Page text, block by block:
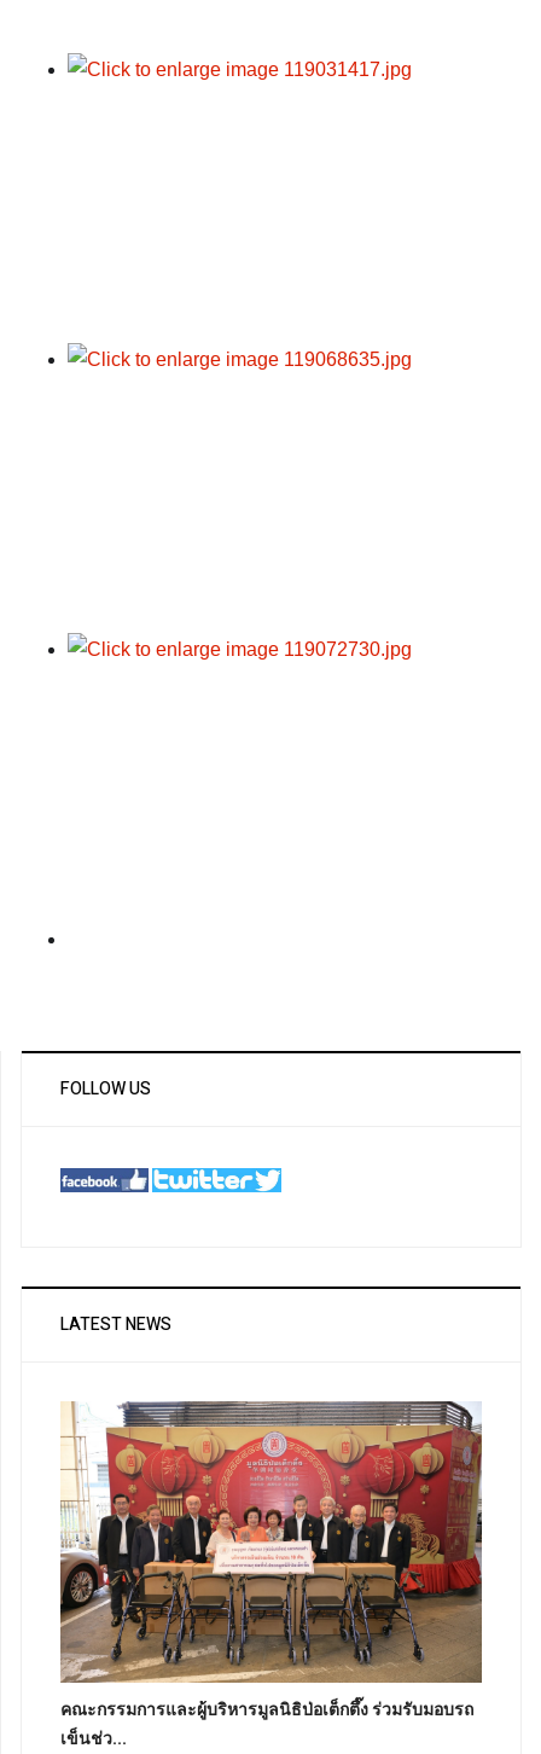
FOLLOW US
LATEST NEWS
คณะกรรมการและผู้บริหารมูลนิธิป่อเต็กตึ๊ง ร่วมรับมอบรถ
เข็นช่ว...